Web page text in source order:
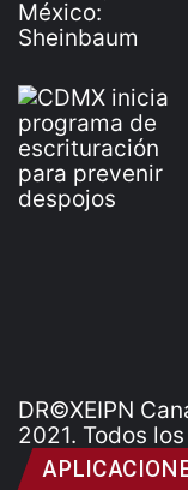
DR©XEIPN
2021. Todos